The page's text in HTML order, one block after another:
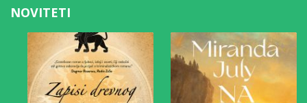
NOVITETI